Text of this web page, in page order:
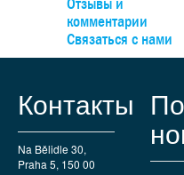
школы,
можно легко
Отзывы и
комментарии
Связаться с нами
Контакты
Na Bělidle 30,
Praha 5, 150 00